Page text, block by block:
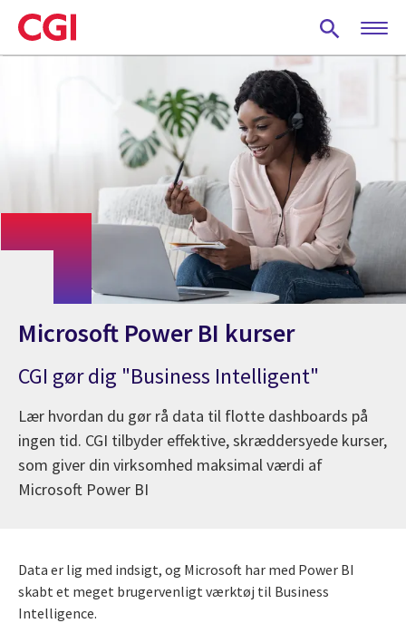
Skip
to
main
Microsoft Power BI kurser
CGI gør dig "Business Intelligent"
Lær hvordan du gør rå data til flotte dashboards på
ingen tid. CGI tilbyder effektive, skræddersyede kurser,
som giver din virksomhed maksimal værdi af
Microsoft Power BI
Data er lig med indsigt, og Microsoft har med Power BI
skabt et meget brugervenligt værktøj til Business
Intelligence.